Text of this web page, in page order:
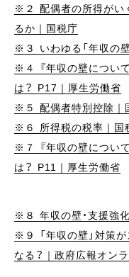
※２ 配偶者の所得がい
るか｜国税庁
※３ いわゆる「年収の
※４ 『年収の壁につい
は？ P17｜厚生労働省
※５ 配偶者特別控除｜
※６ 所得税の税率｜国
※７ 『年収の壁につい
は？ P11｜厚生労働省
※８ 年収の壁・支援強
※９ 「年収の壁」対策
なる？｜政府広報オン